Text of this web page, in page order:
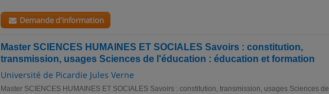
Demande d'information
Master SCIENCES HUMAINES ET SOCIALES Savoirs : constitution,
transmission, usages Sciences de l'éducation : éducation et formation
Université de Picardie Jules Verne
Master SCIENCES HUMAINES ET SOCIALES Savoirs : constitution, transmission, usages Sciences de